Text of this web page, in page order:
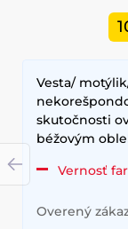
Vesta/
skutočnosti
béžovým
Vernosť
Overený